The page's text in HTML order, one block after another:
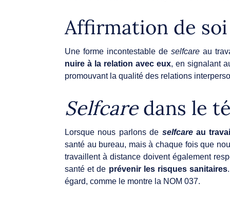
Affirmation de soi
Une forme incontestable deselfcareau
nuire à la relation avec eux, en signalant
promouvant la qualité des relations
Selfcare dans le
Lorsque nous parlons de selfcareau
santé au bureau, mais à chaque fois que
travaillent à distance doivent également
santé et de prévenir les risques sanitaires
égard, comme le montre la NOM 037.